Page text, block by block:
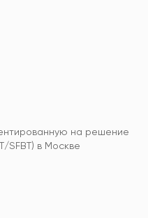
на решение
в Москве